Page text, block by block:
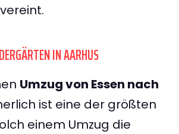
IN AARHUS
Umzug von Essen nach
ist eine der größten
einem Umzug die